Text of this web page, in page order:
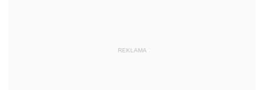
REKLAMA